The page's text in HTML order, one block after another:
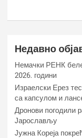
Недавно
Немачки РЕНК
2026. години
Израелски Ерез
са капсулом и
Дронови погодили
Јарослављу
Јужна Кореја